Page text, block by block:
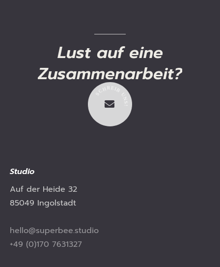
Lust auf eine
Zusammenarbeit?
SCH R E IB
U
N
S
Studio
Auf der Heide 32
85049 Ingolstadt
hello@superbee.studio
+49 (0)170 7631327